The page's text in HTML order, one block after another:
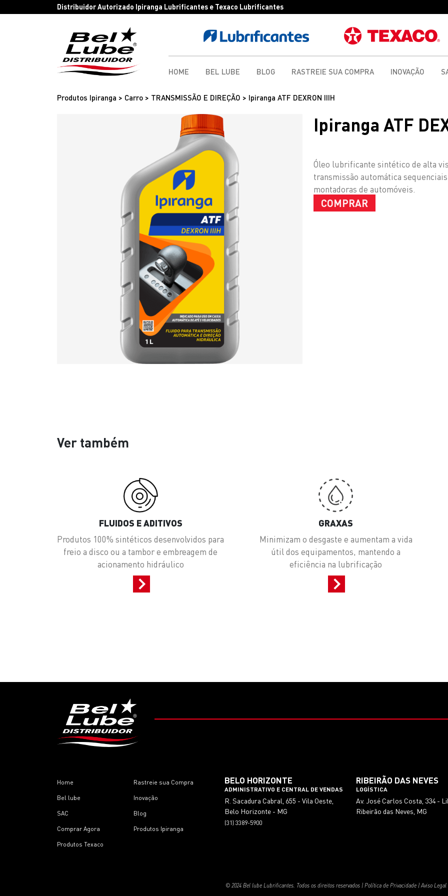
Distribuidor Autorizado Ipiranga Lubrificantes e Texaco Lubrificantes
HOME BEL LUBE BLOG RASTREIE SUA COMPRA INOVAÇÃO
Produtos Ipiranga > Carro > TRANSMISSÃO E DIREÇÃO > Ipiranga ATF DEXRON IIIH
Ipiranga ATF
Óleo lubrificante sintético de alta
transmissão automática
montadoras de automóveis.
COMPRAR
Ver também
FLUIDOS E ADITIVOS
Produtos 100% sintéticos desenvolvidos para
freio a disco ou a tambor e embreagem de
acionamento hidráulico
GRAXAS
Minimizam o desgaste e aumentam a vida
útil dos equipamentos, mantendo a
eficiência na lubrificação
Home Rastreie sua Compra
Bel lube Inovação
SAC Blog
Comprar Agora Produtos Ipiranga
Produtos Texaco
BELO HORIZONTE
ADMINISTRATIVO E CENTRAL DE VENDAS
R. Sacadura Cabral, 655 - Vila Oeste,
Belo Horizonte - MG
(31) 3389-5900
RIBEIRÃO DAS NEVES
LOGÍSTICA
Av. José Carlos Costa, 334 -
Ribeirão das Neves, MG
© 2024 Bel lube Lubrificantes. Todos os direitos reservados | Política de Privacidade | Aviso Legal